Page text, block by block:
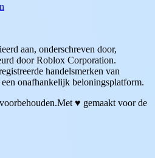
aan, onderschreven door,
door Roblox Corporation.
handelsmerken van
onafhankelijk beloningsplatform.
Met ♥ gemaakt voor de